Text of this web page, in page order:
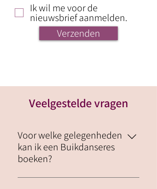
Ik wil me voor de
nieuwsbrief aanmelden.
Verzenden
Veelgestelde vragen
Voor welke gelegenheden
kan ik een Buikdanseres
boeken?
Voor zowat elk type feest! Luna en